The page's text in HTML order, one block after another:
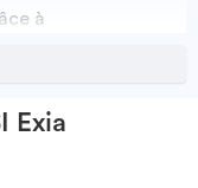
à
proches de
Vous avez
Exia